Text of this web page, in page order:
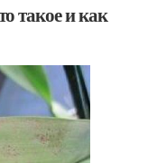
такое и как